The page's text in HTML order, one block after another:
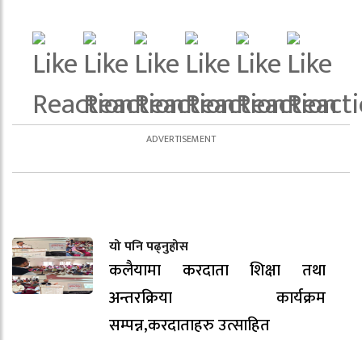
यो पनि पढ्नुहोस
कलैयामा करदाता शिक्षा तथा
अन्तरक्रिया कार्यक्रम
सम्पन्न,करदाताहरु उत्साहित